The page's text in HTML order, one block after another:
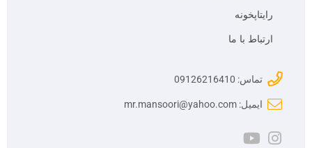
رایتاپخونه
ارتباط با ما
تماس: 09126216410
ایمیل: mr.mansoori@yahoo.com